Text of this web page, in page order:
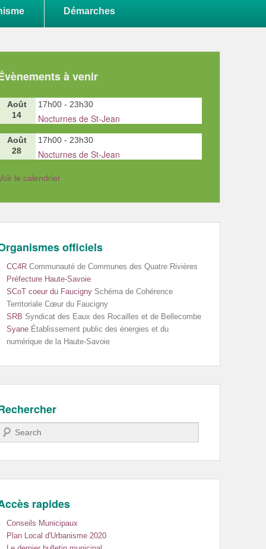
Démarches
à venir
Août
14
17h00 - 23h30
Nocturnes de St-Jean
Août
28
17h00 - 23h30
Nocturnes de St-Jean
le calendrier
officiels
CC4R Communauté de Communes des Quatre Rivières
Préfecture Haute-Savoie
SCoT coeur du Faucigny Schéma de Cohérence
Territoriale Cœur du Faucigny
SRB Syndicat des Eaux des Rocailles et de Bellecombe
Syane Établissement public des énergies et du
numérique de la Haute-Savoie
Recherche
rapides
Conseils Municipaux
Plan Local d'Urbanisme 2020